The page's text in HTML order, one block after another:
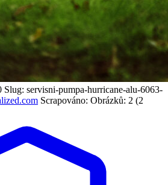
Slug: servisni-pumpa-hurricane-alu-6063-
Scrapováno: Obrázků: 2 (2